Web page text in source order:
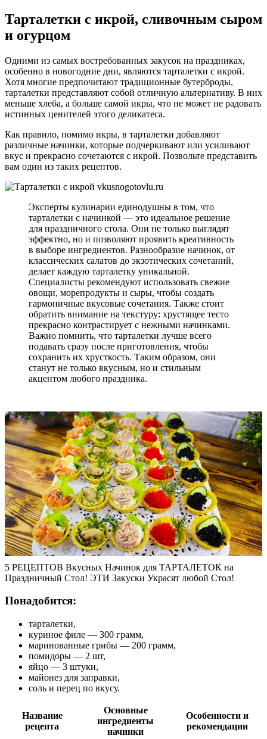
Тарталетки с икрой, сливочным сыром
и огурцом
Одними из самых востребованных закусок на праздниках,
особенно в новогодние дни, являются тарталетки с икрой.
Хотя многие предпочитают традиционные бутерброды,
тарталетки представляют собой отличную альтернативу. В них
меньше хлеба, а больше самой икры, что не может не радовать
истинных ценителей этого деликатеса.
Как правило, помимо икры, в тарталетки добавляют
различные начинки, которые подчеркивают или усиливают
вкус и прекрасно сочетаются с икрой. Позвольте представить
вам один из таких рецептов.
Эксперты кулинарии единодушны в том, что
тарталетки с начинкой — это идеальное решение
для праздничного стола. Они не только выглядят
эффектно, но и позволяют проявить креативность
в выборе ингредиентов. Разнообразие начинок, от
классических салатов до экзотических сочетаний,
делает каждую тарталетку уникальной.
Специалисты рекомендуют использовать свежие
овощи, морепродукты и сыры, чтобы создать
гармоничные вкусовые сочетания. Также стоит
обратить внимание на текстуру: хрустящее тесто
прекрасно контрастирует с нежными начинками.
Важно помнить, что тарталетки лучше всего
подавать сразу после приготовления, чтобы
сохранить их хрусткость. Таким образом, они
станут не только вкусным, но и стильным
акцентом любого праздника.
5 РЕЦЕПТОВ Вкусных Начинок для ТАРТАЛЕТОК на
Праздничный Стол! ЭТИ Закуски Украсят любой Стол!
Понадобится:
тарталетки,
куриное филе — 300 грамм,
маринованные грибы — 200 грамм,
помидоры — 2 шт,
яйцо — 3 штуки,
майонез для заправки,
соль и перец по вкусу.
Название
рецепта
Основные
ингредиенты
начинки
Особенности и
рекомендации